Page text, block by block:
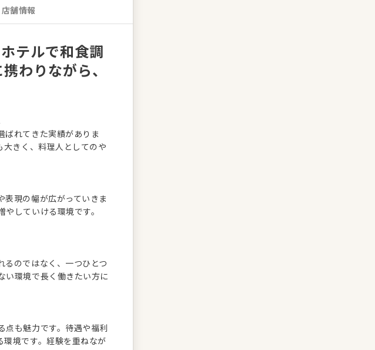
舗情報
テルで和食調
わりながら、
ばれてきた実績がありま
大きく、料理人としてのや
表現の幅が広がっていきま
していける環境です。
るのではなく、一つひとつ
い環境で長く働きたい方に
も魅力です。待遇や福利
環境です。経験を重ねなが